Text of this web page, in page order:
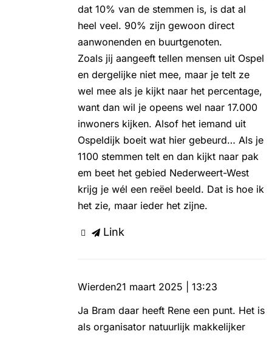
dat 10% van de stemmen is, is dat al
heel veel. 90% zijn gewoon direct
aanwonenden en buurtgenoten.
Zoals jij aangeeft tellen mensen uit Ospel
en dergelijke niet mee, maar je telt ze
wel mee als je kijkt naar het percentage,
want dan wil je opeens wel naar 17.000
inwoners kijken. Alsof het iemand uit
Ospeldijk boeit wat hier gebeurd… Als je
1100 stemmen telt en dan kijkt naar pak
em beet het gebied Nederweert-West
krijg je wél een reëel beeld. Dat is hoe ik
het zie, maar ieder het zijne.
Link
Wierden21 maart 2025 | 13:23
Ja Bram daar heeft Rene een punt. Het is
als organisator natuurlijk makkelijker